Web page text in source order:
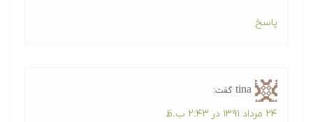
پاسخ
tina گفت:
۲۴ مرداد ۱۳۹۱ در ۲:۴۳ ب.ظ